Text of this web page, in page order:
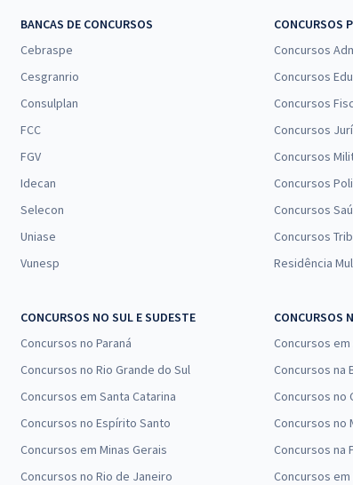
BANCAS DE CONCURSOS
Cebraspe
Cesgranrio
Consulplan
FCC
FGV
Idecan
Selecon
Uniase
Vunesp
CONCURSOS
Concursos
Concursos
Concursos
Concursos
Concursos
Concursos
Concursos
Concursos
Residência
CONCURSOS NO SUL E SUDESTE
Concursos no Paraná
Concursos no Rio Grande do Sul
Concursos em Santa Catarina
Concursos no Espírito Santo
Concursos em Minas Gerais
Concursos no Rio de Janeiro
CONCURSOS
Concursos em
Concursos na
Concursos no
Concursos no
Concursos na
Concursos